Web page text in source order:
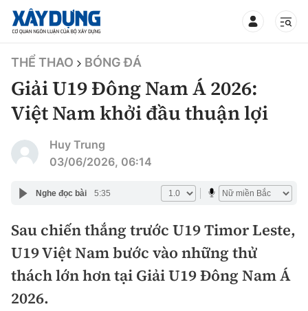
TIN BỘ XÂY DỰNG
CHUYÊN MỤC
Thời sự
Chính trị
Xã hội
Xây dựng
Chỉ đạo điều hành
Giao thông
THỂ THAO BÓNG ĐÁ
Giải U19 Đông Nam Á 2026:
Việt Nam khởi đầu thuận lợi
Huy Trung
03/06/2026, 06:14
Nghe đọc bài 5:35
Sau chiến thắng trước U19 Timor Leste,
U19 Việt Nam bước vào những thử
thách lớn hơn tại Giải U19 Đông Nam Á
2026.